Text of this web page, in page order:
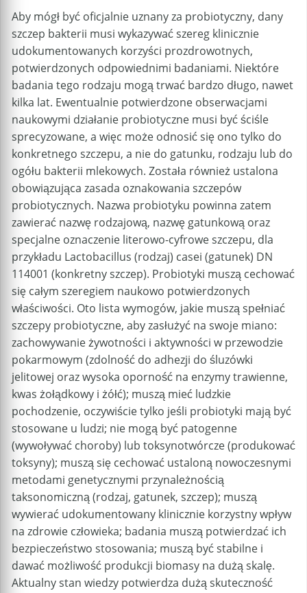
Aby mógł być oficjalnie uznany za probiotyczny, dany
szczep bakterii musi wykazywać szereg klinicznie
udokumentowanych korzyści prozdrowotnych,
potwierdzonych odpowiednimi badaniami. Niektóre
badania tego rodzaju mogą trwać bardzo długo, nawet
kilka lat. Ewentualnie potwierdzone obserwacjami
naukowymi działanie probiotyczne musi być ściśle
sprecyzowane, a więc może odnosić się ono tylko do
konkretnego szczepu, a nie do gatunku, rodzaju lub do
ogółu bakterii mlekowych. Została również ustalona
obowiązująca zasada oznakowania szczepów
probiotycznych. Nazwa probiotyku powinna zatem
zawierać nazwę rodzajową, nazwę gatunkową oraz
specjalne oznaczenie literowo-cyfrowe szczepu, dla
przykładu Lactobacillus (rodzaj) casei (gatunek) DN
114001 (konkretny szczep). Probiotyki muszą cechować
się całym szeregiem naukowo potwierdzonych
właściwości. Oto lista wymogów, jakie muszą spełniać
szczepy probiotyczne, aby zasłużyć na swoje miano:
zachowywanie żywotności i aktywności w przewodzie
pokarmowym (zdolność do adhezji do śluzówki
jelitowej oraz wysoka oporność na enzymy trawienne,
kwas żołądkowy i żółć); muszą mieć ludzkie
pochodzenie, oczywiście tylko jeśli probiotyki mają być
stosowane u ludzi; nie mogą być patogenne
(wywoływać choroby) lub toksynotwórcze (produkować
toksyny); muszą się cechować ustaloną nowoczesnymi
metodami genetycznymi przynależnością
taksonomiczną (rodzaj, gatunek, szczep); muszą
wywierać udokumentowany klinicznie korzystny wpływ
na zdrowie człowieka; badania muszą potwierdzać ich
bezpieczeństwo stosowania; muszą być stabilne i
dawać możliwość produkcji biomasy na dużą skalę.
Aktualny stan wiedzy potwierdza dużą skuteczność